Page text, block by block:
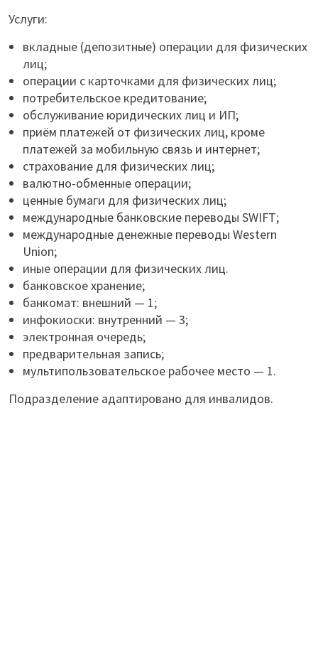
Услуги:
вкладные (депозитные) операции для физических
лиц;
операции с карточками для физических лиц;
потребительское кредитование;
обслуживание юридических лиц и ИП;
приём платежей от физических лиц, кроме
платежей за мобильную связь и интернет;
страхование для физических лиц;
валютно-обменные операции;
ценные бумаги для физических лиц;
международные банковские переводы SWIFT;
международные денежные переводы Western
Union;
иные операции для физических лиц.
банковское хранение;
банкомат: внешний — 1;
инфокиоски: внутренний — 3;
электронная очередь;
предварительная запись;
мультипользовательское рабочее место — 1.
Подразделение адаптировано для инвалидов.